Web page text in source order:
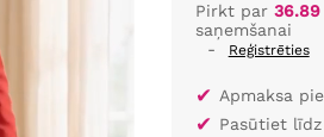
Pirkt par
saņemšanai
-
Reģistrēties
✔ Apmaksa
✔ Pasūtiet